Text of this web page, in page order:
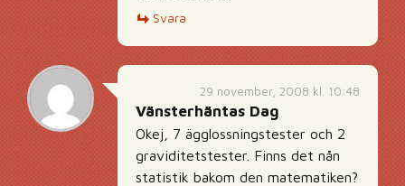
Svara
29 november, 2008 kl. 10:48
Vänsterhäntas Dag
Okej, 7 ägglossningstester och 2
graviditetstester. Finns det nån
statistik bakom den matematiken?